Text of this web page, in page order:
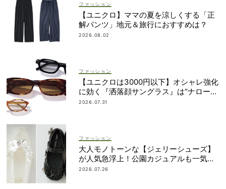
ファッション
【ユニクロ】ママの夏を涼しくする「正
解パンツ」地元＆旅行におすすめは？
2026.08.02
ファッション
【ユニクロは3000円以下】オシャレ強化
に効く『洒落顔サングラス』は“ナローフ
ォルム”が最旬！
2026.07.31
ファッション
大人モノトーンな【ジェリーシューズ】
が人気急浮上！公園カジュアルも一気に
華やぐ
2026.07.26